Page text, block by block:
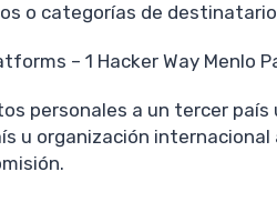
o categorías de
– 1 Hacker Way Menlo
personales a un tercer
u organización